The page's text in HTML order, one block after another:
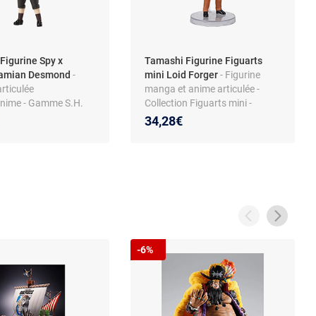
Spy x
Desmond -
- Gamme S.H.
inclus -
-
Tamashi Figurine Figuarts
mini Loid Forger- Figurine
manga et anime articulée -
Collection Figuarts mini -
Licence Spy x Family
34,28€
-6%